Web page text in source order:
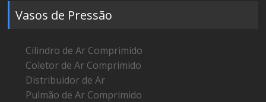
Vasos de Pressão
Cilindro de Ar Comprimido
Coletor de Ar Comprimido
Distribuidor de Ar
Pulmão de Ar Comprimido